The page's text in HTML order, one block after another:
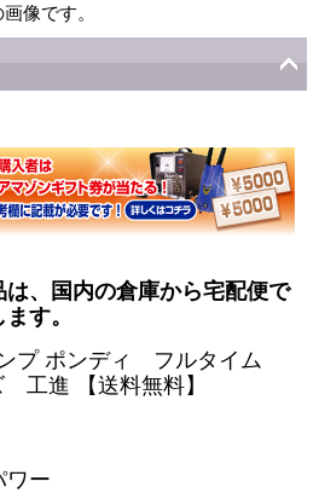
像です。
は、国内の倉庫から宅配便で
す。
プ ポンディ フルタイム
工進 【送料無料】
ワー